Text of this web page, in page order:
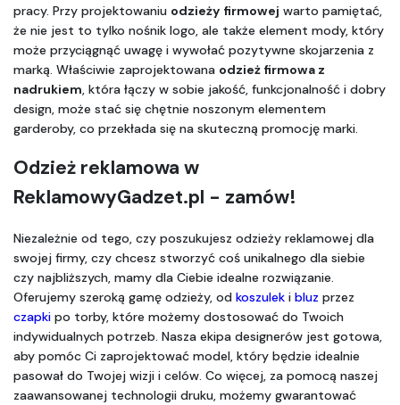
pracy. Przy projektowaniu odzieży firmowej warto pamiętać,
że nie jest to tylko nośnik logo, ale także element mody, który
może przyciągnąć uwagę i wywołać pozytywne skojarzenia z
marką. Właściwie zaprojektowana odzież firmowa z
nadrukiem, która łączy w sobie jakość, funkcjonalność i dobry
design, może stać się chętnie noszonym elementem
garderoby, co przekłada się na skuteczną promocję marki.
Odzież reklamowa w
ReklamowyGadzet.pl - zamów!
Niezależnie od tego, czy poszukujesz odzieży reklamowej dla
swojej firmy, czy chcesz stworzyć coś unikalnego dla siebie
czy najbliższych, mamy dla Ciebie idealne rozwiązanie.
Oferujemy szeroką gamę odzieży, od koszulek i bluz
czapki po torby, które możemy dostosować do Twoich
indywidualnych potrzeb. Nasza ekipa designerów jest gotowa,
aby pomóc Ci zaprojektować model, który będzie idealnie
pasował do Twojej wizji i celów. Co więcej, za pomocą naszej
zaawansowanej technologii druku, możemy gwarantować